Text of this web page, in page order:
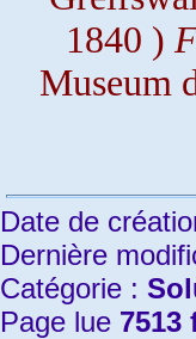
1840 )
Museum
Date de
Dernière
Catégorie :
Page lue 7513